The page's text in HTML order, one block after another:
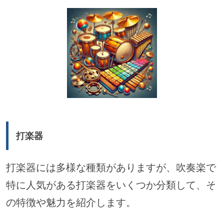
打楽器
打楽器には多様な種類がありますが、吹奏楽で
特に人気がある打楽器をいくつか分類して、そ
の特徴や魅力を紹介します。